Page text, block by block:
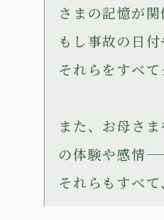
さまの記憶が
もし事故の日
それらをすべ
また、お母さ
の体験や感情――
それらもすべて